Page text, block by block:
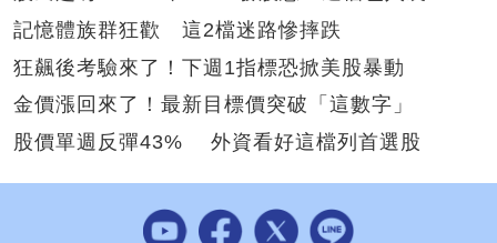
記憶體族群狂歡 這2檔迷路慘摔跌
狂飆後考驗來了！下週1指標恐掀美股暴動
金價漲回來了！最新目標價突破「這數字」
股價單週反彈43% 外資看好這檔列首選股